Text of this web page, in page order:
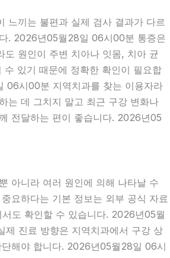
느끼는 불편과 실제 검사 결과가 다르
. 2026년05월28일 06시00분 통증은
도 원인이 주변 치아나 잇몸, 치아 균
수 있기 때문에 정확한 확인이 필요합
06시00분 지역치과를 찾는 이용자라
는 데 그치지 말고 최근 구강 변화나
전달하는 편이 좋습니다. 2026년05
아니라 여러 원인에 의해 나타날 수
요하다는 기본 정보는 외부 공식 자료
서도 확인할 수 있습니다. 2026년05월
제 진료 방향은 지역치과에서 구강 상
해야 합니다. 2026년05월28일 06시